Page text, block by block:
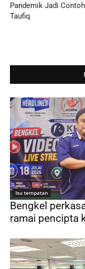
Pandemik Jadi
Taufiq
Isu tempatan
Bengkel
ramai pencipta